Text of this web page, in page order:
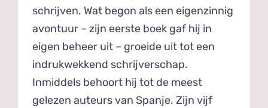
schrijven. Wat begon als een eigenzinnig
avontuur – zijn eerste boek gaf hij in
eigen beheer uit – groeide uit tot een
indrukwekkend schrijverschap.
Inmiddels behoort hij tot de meest
gelezen auteurs van Spanje. Zijn vijf